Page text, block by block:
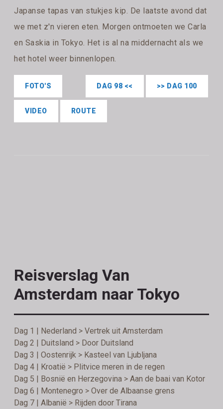
Japanse tapas van stukjes kip. De laatste avond dat
we met z'n vieren eten. Morgen ontmoeten we Carla
en Saskia in Tokyo. Het is al na middernacht als we
het hotel weer binnenlopen.
>> DAG 100
DAG 98 <<
FOTO'S
VIDEO ROUTE
Reisverslag Van
Amsterdam naar Tokyo
Dag 1 | Nederland > Vertrek uit Amsterdam
Dag 2 | Duitsland > Door Duitsland
Dag 3 | Oostenrijk > Kasteel van Ljubljana
Dag 4 | Kroatië > Plitvice meren in de regen
Dag 5 | Bosnië en Herzegovina > Aan de baai van Kotor
Dag 6 | Montenegro > Over de Albaanse grens
Dag 7 | Albanië > Rijden door Tirana